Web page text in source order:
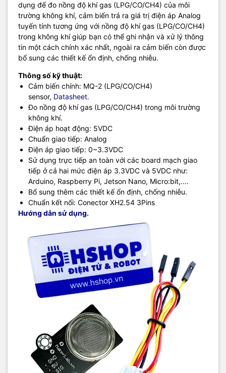
dụng để đo nồng độ khí gas (LPG/CO/CH4) của môi
trường không khí, cảm biến trả ra giá trị điện áp Analog
tuyến tính tương ứng với nồng độ khí gas (LPG/CO/CH4)
trong không khí giúp bạn có thể ghi nhận và xử lý thông
tin một cách chính xác nhất, ngoài ra cảm biến còn được
bổ sung các thiết kế ổn định, chống nhiễu.
Thông số kỹ thuật:
Cảm biến chính: MQ-2 (LPG/CO/CH4)
sensor, Datasheet.
Đo nồng độ khí gas (LPG/CO/CH4) trong môi trường
không khí.
Điện áp hoạt động: 5VDC
Chuẩn giao tiếp: Analog
Điện áp giao tiếp: 0~3.3VDC
Sử dụng trực tiếp an toàn với các board mạch giao
tiếp ở cả hai mức điện áp 3.3VDC và 5VDC như:
Arduino, Raspberry Pi, Jetson Nano, Micro:bit,....
Bổ sung thêm các thiết kế ổn định, chống nhiễu.
Chuẩn kết nối: Conector XH2.54 3Pins
Hướng dẫn sử dụng.